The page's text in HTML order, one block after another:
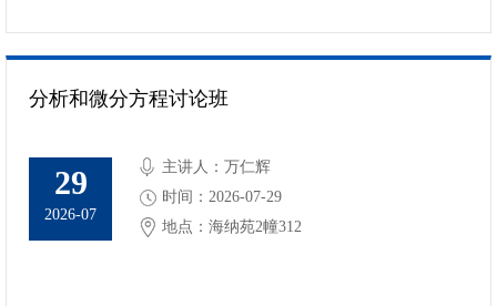
分析和微分方程讨论班
29
2026-07
主讲人：万仁辉
时间：2026-07-29
地点：海纳苑2幢312